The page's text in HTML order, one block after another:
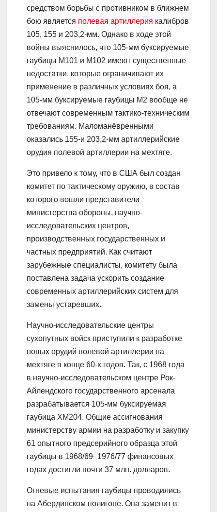
средством борьбы с противником в ближнем
бою является полевая артиллерия калибров
105, 155 и 203,2-мм. Однако в ходе этой
войны выяснилось, что 105-мм буксируемые
гаубицы М101 и М102 имеют существенные
недостатки, которые ограничивают их
применение в различных условиях боя, а
105-мм буксируемые гаубицы М2 вообще не
отвечают современным тактико-техническим
требованиям. Маломанёвренными
оказались 155-и 203,2-мм артиллерийские
орудия полевой артиллерии на мехтяге.
Это привело к тому, что в США был создан
комитет по тактическому оружию, в состав
которого вошли представители
министерства обороны, научно-
исследовательских центров,
производственных государственных и
частных предприятий. Как считают
зарубежные специалисты, комитету была
поставлена задача ускорить создание
современных артиллерийских систем для
замены устаревших.
Научно-исследовательские центры
сухопутных войск приступили к разработке
новых орудий полевой артиллерии на
мехтяге в конце 60-х годов. Так, с 1968 года
в научно-исследовательском центре Рок-
Айлендского государственного арсенала
разрабатывается 105-мм буксируемая
гаубица ХМ204. Общие ассигнования
министерству армии на разработку и закупку
61 опытного предсерийного образца этой
гаубицы в 1968/69- 1976/77 финансовых
годах достигли почти 37 млн. долларов.
Огневые испытания гаубицы проводились
на Абердинском полигоне. Она заменит в